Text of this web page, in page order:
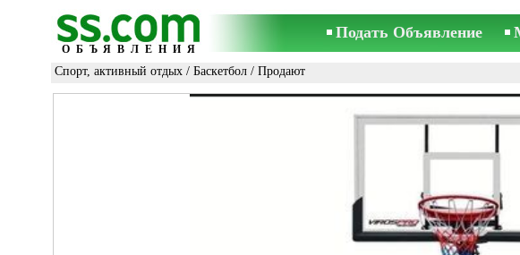
ОБЪЯВЛЕНИЯ
Подать Объявление
Спорт, активный отдых / Баскетбол / Продают